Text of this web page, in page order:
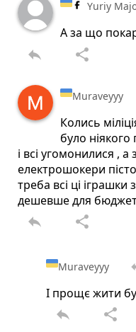
Yuriy
А за що
reply share
Muraveyyy
Колись
було
і всі угомонилися ,
електрошокери
треба всі ці іграшки
дешевше для
reply share
Muraveyyy
І прощє жити
reply share